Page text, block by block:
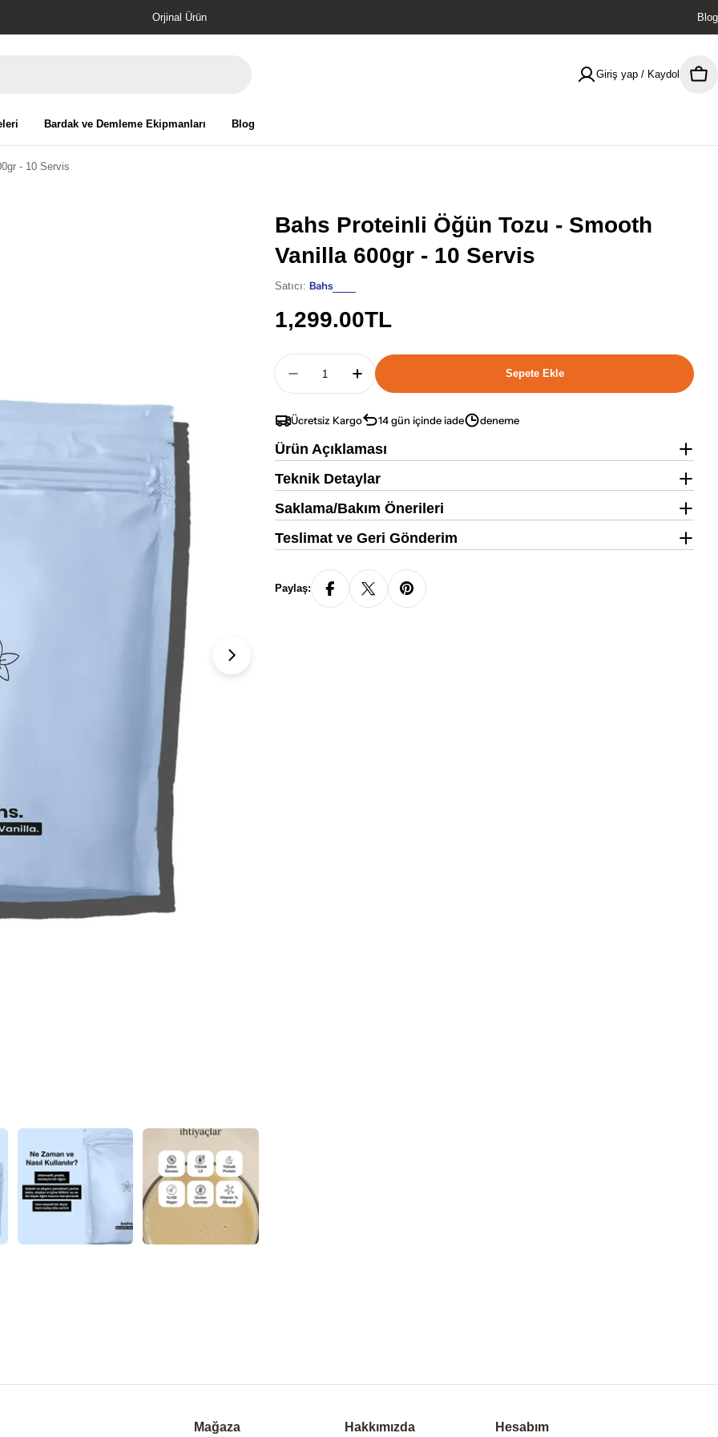
Orjinal Ürün Blog
Giriş yap / Kaydol
Bardak ve Demleme Ekipmanları Blog
- 10 Servis
Bahs Proteinli Öğün Tozu - Smooth
Vanilla 600gr - 10 Servis
Satıcı: Bahs
Normal
fiyat
1,299.00TL
Adet
Bahs Proteinli Öğün Tozu - Smooth Vanilla 600gr - 10 Servis
Bahs Proteinli Öğün Tozu - Smooth Vanilla 600gr -
Sepete Ekle
Ücretsiz Kargo 14 gün içinde iade deneme
Ürün Açıklaması
Teknik Detaylar
Saklama/Bakım Önerileri
Teslimat ve Geri Gönderim
Paylaş:
Mağaza Hakkımızda Hesabım